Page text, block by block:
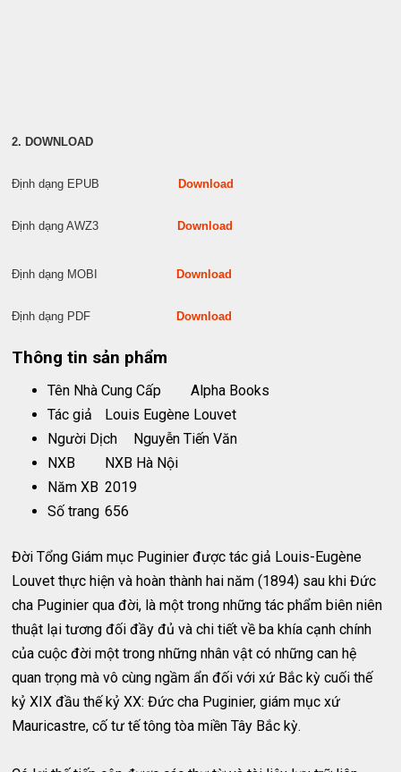
2. DOWNLOAD
Định dạng EPUB Download
Định dạng AWZ3 Download
Định dạng MOBI Download
Định dạng PDF Download
Thông tin sản phẩm
Tên Nhà Cung Cấp
Alpha Books
Tác giả
Louis Eugène Louvet
Người Dịch
Nguyễn Tiến Văn
NXB
NXB Hà Nội
Năm XB 2019
Số trang 656
Đời Tổng Giám mục Puginier được tác giả Louis-Eugène
Louvet thực hiện và hoàn thành hai năm (1894) sau khi Đức
cha Puginier qua đời, là một trong những tác phẩm biên niên
thuật lại tương đối đầy đủ và chi tiết về ba khía cạnh chính
của cuộc đời một trong những nhân vật có những can hệ
quan trọng mà vô cùng ngầm ẩn đối với xứ Bắc kỳ cuối thế
kỷ XIX đầu thế kỷ XX: Đức cha Puginier, giám mục xứ
Mauricastre, cố tư tế tông tòa miền Tây Bắc kỳ.